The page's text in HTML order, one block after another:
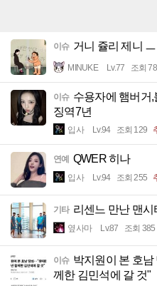
이슈 거니 쥴리 제니
MINUKE Lv.77 조회 78
이슈 수용자에 햄버거
징역7년
입사 Lv.94 조회 129
연예 QWER 히나
입사 Lv.94 조회 255
기타 리센느 만난 맨시
옆사마 Lv.87 조회 385
이슈 박지원이 본 호
께한 김민석에 갈 것"